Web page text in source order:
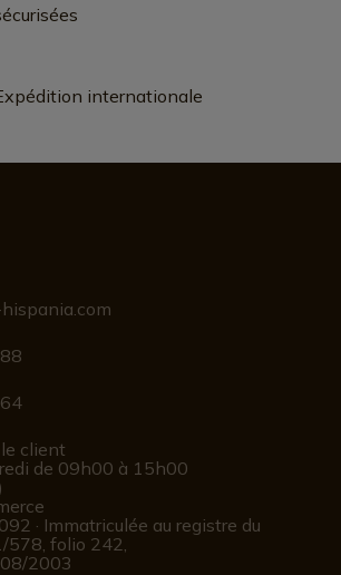
internationale
client
de 09h00 à 15h00
· Immatriculée au registre du
578, folio 242,
2003